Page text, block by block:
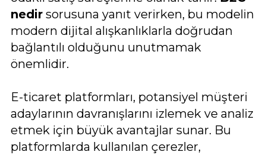
nedir sorusuna yanıt verirken, bu modelin
modern dijital alışkanlıklarla doğrudan
bağlantılı olduğunu unutmamak
önemlidir.
E-ticaret platformları, potansiyel müşteri
adaylarının davranışlarını izlemek ve analiz
etmek için büyük avantajlar sunar. Bu
platformlarda kullanılan çerezler,